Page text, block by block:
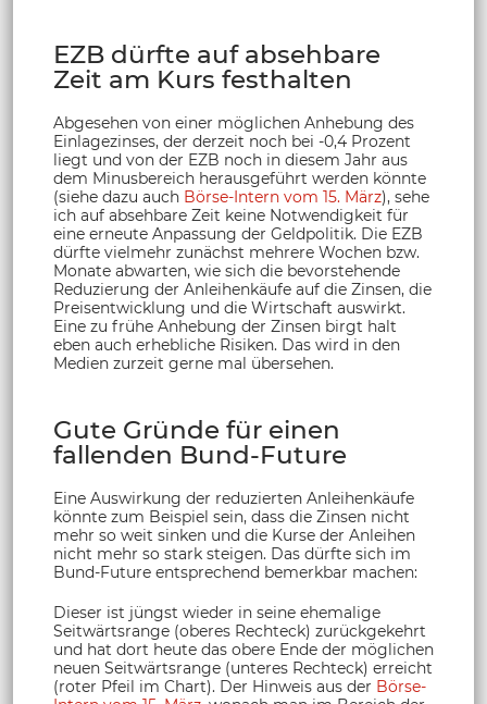
EZB dürfte auf absehbare
Zeit am Kurs festhalten
Abgesehen von einer möglichen Anhebung des
Einlagezinses, der derzeit noch bei -0,4 Prozent
liegt und von der EZB noch in diesem Jahr aus
dem Minusbereich herausgeführt werden könnte
(siehe dazu auch Börse-Intern vom 15. März), sehe
ich auf absehbare Zeit keine Notwendigkeit für
eine erneute Anpassung der Geldpolitik. Die EZB
dürfte vielmehr zunächst mehrere Wochen bzw.
Monate abwarten, wie sich die bevorstehende
Reduzierung der Anleihenkäufe auf die Zinsen, die
Preisentwicklung und die Wirtschaft auswirkt.
Eine zu frühe Anhebung der Zinsen birgt halt
eben auch erhebliche Risiken. Das wird in den
Medien zurzeit gerne mal übersehen.
Gute Gründe für einen
fallenden Bund-Future
Eine Auswirkung der reduzierten Anleihenkäufe
könnte zum Beispiel sein, dass die Zinsen nicht
mehr so weit sinken und die Kurse der Anleihen
nicht mehr so stark steigen. Das dürfte sich im
Bund-Future entsprechend bemerkbar machen:
Dieser ist jüngst wieder in seine ehemalige
Seitwärtsrange (oberes Rechteck) zurückgekehrt
und hat dort heute das obere Ende der möglichen
neuen Seitwärtsrange (unteres Rechteck) erreicht
(roter Pfeil im Chart). Der Hinweis aus der Börse-